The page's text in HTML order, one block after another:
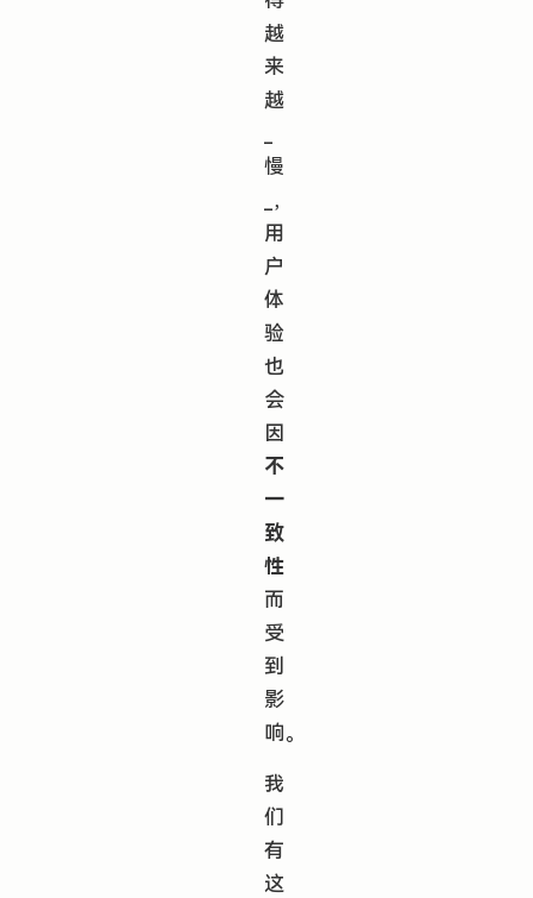
越
来
越
慢
_，
用
户
体
验
也
会
因
不
一
致
性
而
受
到
影
响。
我
们
有
这